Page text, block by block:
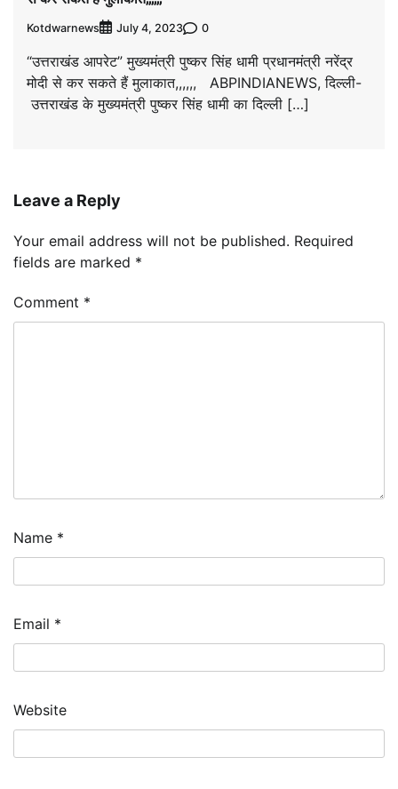
Kotdwarnews July 4, 2023 0
“उत्तराखंड आपरेट” मुख्यमंत्री पुष्कर सिंह धामी प्रधानमंत्री नरेंद्र
मोदी से कर सकते हैं मुलाकात,,,,,, ABPINDIANEWS, दिल्ली-
उत्तराखंड के मुख्यमंत्री पुष्कर सिंह धामी का दिल्ली […]
Leave a Reply
Your email address will not be published. Required
fields are marked *
Comment *
Name *
Email *
Website